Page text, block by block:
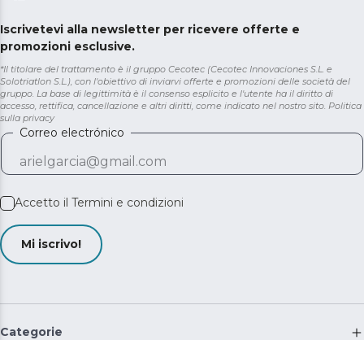
Iscrivetevi alla newsletter per ricevere offerte e
promozioni esclusive.
*Il titolare del trattamento è il gruppo Cecotec (Cecotec Innovaciones S.L. e
Solotriatlon S.L.), con l'obiettivo di inviarvi offerte e promozioni delle società del
gruppo. La base di legittimità è il consenso esplicito e l'utente ha il diritto di
accesso, rettifica, cancellazione e altri diritti, come indicato nel nostro sito. Politica
sulla privacy
Correo electrónico
Accetto il Termini e condizioni
Mi iscrivo!
Categorie